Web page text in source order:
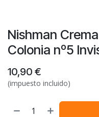
Nishman
Colonia nº5
10,90 €
(impuesto incluido)